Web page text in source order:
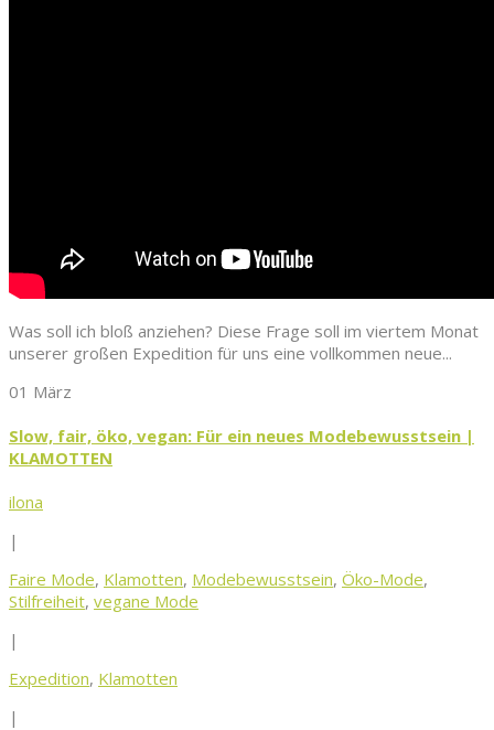
Was soll ich bloß anziehen? Diese Frage soll im viertem Monat
unserer großen Expedition für uns eine vollkommen neue...
01 März
Slow, fair, öko, vegan: Für ein neues Modebewusstsein |
KLAMOTTEN
ilona
|
Faire Mode, Klamotten, Modebewusstsein, Öko-Mode,
Stilfreiheit, vegane Mode
|
Expedition, Klamotten
|